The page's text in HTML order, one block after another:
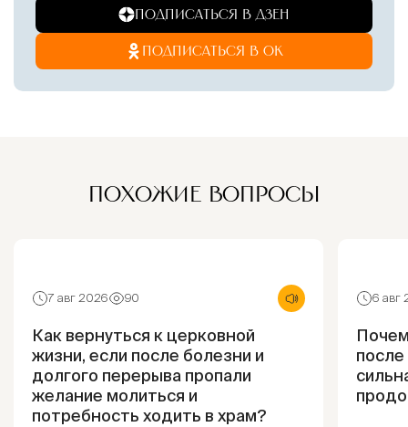
ПОДПИСАТЬСЯ В ДЗЕН
ПОДПИСАТЬСЯ В ОК
ПОХОЖИЕ ВОПРОСЫ
7 авг 2026 90
Как вернуться к церковной
жизни, если после болезни и
долгого перерыва пропали
желание молиться и
потребность ходить в храм?
6 авг